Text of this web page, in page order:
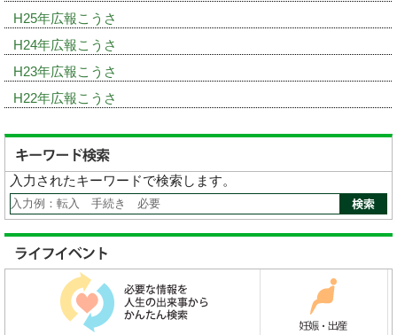
H25年広報こうさ
H24年広報こうさ
H23年広報こうさ
H22年広報こうさ
入力されたキーワードで検索します。